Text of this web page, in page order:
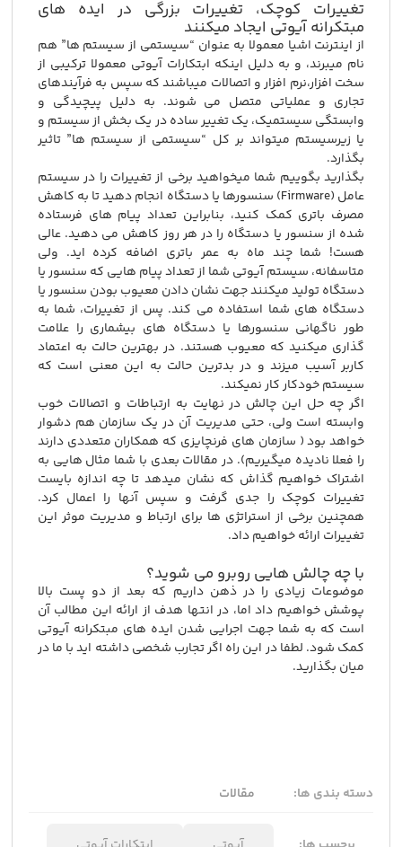
تغییرات کوچک، تغییرات بزرگی در ایده های
مبتکرانه آیوتی ایجاد میکنند
از اینترنت اشیا معمولا به عنوان “سیستمی از سیستم ها” هم
نام میبرند، و به دلیل اینکه ابتکارات آیوتی معمولا ترکیبی از
سخت افزار،نرم افزار و اتصالات میباشند که سپس به فرآیندهای
تجاری و عملیاتی متصل می شوند. به دلیل پیچیدگی و
وابستگی سیستمیک، یک تغییر ساده در یک بخش از سیستم و
یا زیرسیستم میتواند بر کل “سیستمی از سیستم ها” تاثیر
بگذارد.
بگذارید بگوییم شما میخواهید برخی از تغییرات را در سیستم
عامل (Firmware) سنسورها یا دستگاه انجام دهید تا به کاهش
مصرف باتری کمک کنید، بنابراین تعداد پیام های فرستاده
شده از سنسور یا دستگاه را در هر روز کاهش می دهید. عالی
هست! شما چند ماه به عمر باتری اضافه کرده اید. ولی
متاسفانه، سیستم آیوتی شما از تعداد پیام هایی که سنسور یا
دستگاه تولید میکنند جهت نشان دادن معیوب بودن سنسور یا
دستگاه های شما استفاده می کند. پس از تغییرات، شما به
طور ناگهانی سنسورها یا دستگاه های بیشماری را علامت
گذاری میکنید که معیوب هستند. در بهترین حالت به اعتماد
کاربر آسیب میزند و در بدترین حالت به این معنی است که
سیستم خودکار کار نمیکند.
اگر چه حل این چالش در نهایت به ارتباطات و اتصالات خوب
وابسته است ولی، حتی مدیریت آن در یک سازمان هم دشوار
خواهد بود ( سازمان های فرنچایزی که همکاران متعددی دارند
را فعلا نادیده میگیریم). در مقالات بعدی با شما مثال هایی به
اشتراک خواهیم گذاش که نشان میدهد تا چه اندازه بایست
تغییرات کوچک را جدی گرفت و سپس آنها را اعمال کرد.
همچنین برخی از استراتژی ها برای ارتباط و مدیریت موثر این
تغییرات ارائه خواهیم داد.
با چه چالش هایی روبرو می شوید؟
موضوعات زیادی را در ذهن داریم که بعد از دو پست بالا
پوشش خواهیم داد اما، در انتها هدف از ارائه این مطالب آن
است که به شما جهت اجرایی شدن ایده های مبتکرانه آیوتی
کمک شود. لطفا در این راه اگر تجارب شخصی داشته اید با ما در
میان بگذارید.
دسته بندی ها: مقالات